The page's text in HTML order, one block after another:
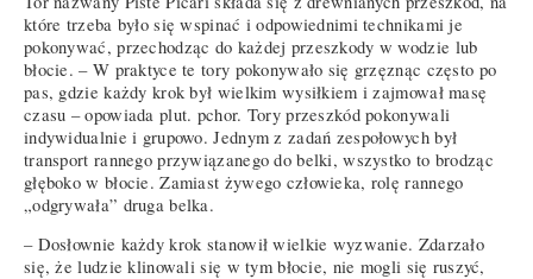
które trzeba było się wspinać i odpowiednimi technikami je
pokonywać, przechodząc do każdej przeszkody w wodzie lub
błocie. – W praktyce te tory pokonywało się grzęznąc często po
pas, gdzie każdy krok był wielkim wysiłkiem i zajmował masę
czasu – opowiada plut. pchor. Tory przeszkód pokonywali
indywidualnie i grupowo. Jednym z zadań zespołowych był
transport rannego przywiązanego do belki, wszystko to brodząc
głęboko w błocie. Zamiast żywego człowieka, rolę rannego
„odgrywała” druga belka.
– Dosłownie każdy krok stanowił wielkie wyzwanie. Zdarzało
się, że ludzie klinowali się w tym błocie, nie mogli się ruszyć,